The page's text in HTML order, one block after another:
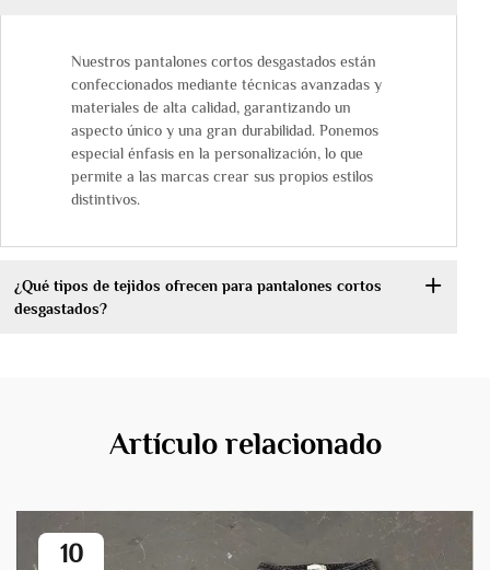
Nuestros pantalones cortos desgastados están
confeccionados mediante técnicas avanzadas y
materiales de alta calidad, garantizando un
aspecto único y una gran durabilidad. Ponemos
especial énfasis en la personalización, lo que
permite a las marcas crear sus propios estilos
distintivos.
¿Qué tipos de tejidos ofrecen para pantalones cortos
desgastados?
Artículo relacionado
10